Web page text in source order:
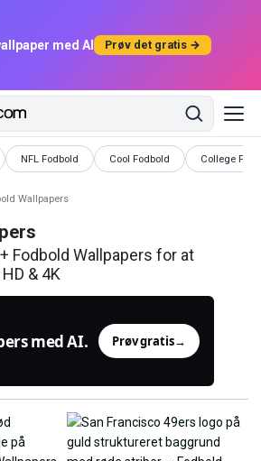
med AI Prøv det gratis →
NFL Fodbold
Wallpapers Cool Fodbold
Wallpapers College
Wallpapers
Wallpapers
Fodbold Wallpapers for at
& 4K
med AI. Prøv gratis→